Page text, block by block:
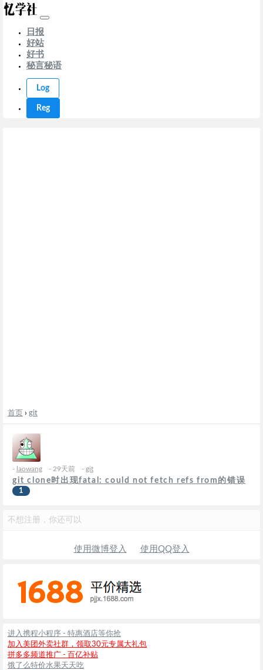
日报
好站
好书
秘言秘语
Log
Reg
首页 › git
git clone时出现fatal: could not fetch refs from的错误
- laowang - 29天前 - git
1
不想注册，你还可以
使用微博登入 使用QQ登入
进入携程小程序 - 特惠酒店等你抢
加入美团外卖社群，领取30元专属大礼包
拼多多频道推广 - 百亿补贴
饿了么特价水果天天吃